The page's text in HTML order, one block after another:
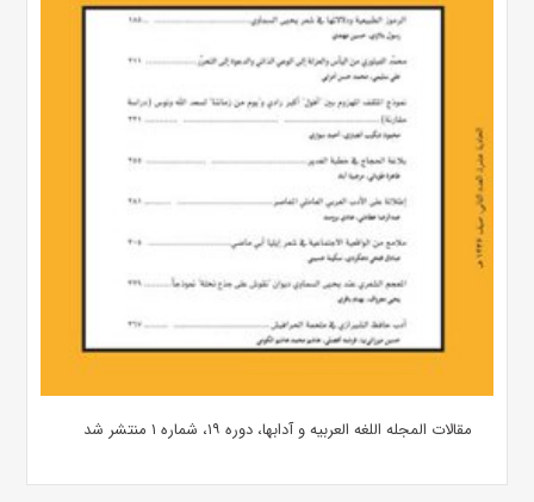
مقالات المجله اللغه العربیه و آدابها، دوره ۱۹، شماره ۱ منتشر شد